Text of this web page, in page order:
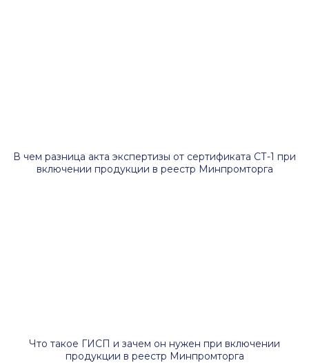
В чем разница акта экспертизы от сертификата СТ-1 при
включении продукции в реестр Минпромторга
Что такое ГИСП и зачем он нужен при включении
продукции в реестр Минпромторга